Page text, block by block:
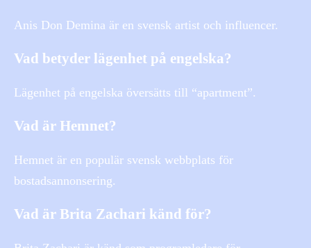
Anis Don Demina är en svensk artist och influencer.
Vad betyder lägenhet på engelska?
Lägenhet på engelska översätts till “apartment”.
Vad är Hemnet?
Hemnet är en populär svensk webbplats för
bostadsannonsering.
Vad är Brita Zachari känd för?